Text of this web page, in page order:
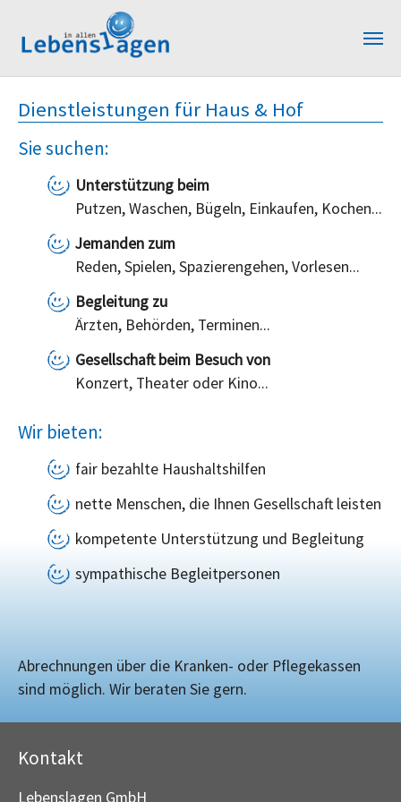
Dienstleistungen für Haus & Hof
Sie suchen:
Unterstützung beim
Putzen, Waschen, Bügeln, Einkaufen, Kochen...
Jemanden zum
Reden, Spielen, Spazierengehen, Vorlesen...
Begleitung zu
Ärzten, Behörden, Terminen...
Gesellschaft beim Besuch von
Konzert, Theater oder Kino...
Wir bieten:
fair bezahlte Haushaltshilfen
nette Menschen, die Ihnen Gesellschaft leisten
kompetente Unterstützung und Begleitung
sympathische Begleitpersonen
Abrechnungen über die Kranken- oder Pflegekassen
sind möglich. Wir beraten Sie gern.
Kontakt
Lebenslagen GmbH